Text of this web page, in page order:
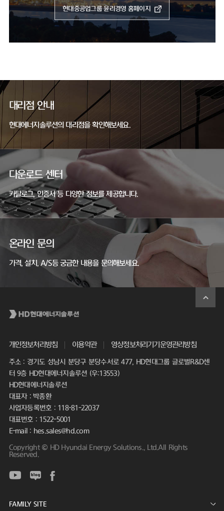
현대중공업그룹 윤리경영 홈페이지
대리점 안내
현대에너지솔루션의 대리점을 확인해보세요.
다운로드 센터
카탈로그, 인증서 등 다양한 정보를 제공합니다.
온라인 문의
가격, 설치, A/S등 궁금한 내용을 문의해보세요.
개인정보처리방침 이용약관 영상정보처리기기운영관리방침
주소 : 경기도 성남시 분당구 분당수서로 477, HD현대그룹 글로벌R&D센
터 9층 HD현대에너지솔루션 (우:13553)
HD현대에너지솔루션
대표자 : 박종환
사업자등록번호 : 118-81-22037
대표번호 : 1522-5001
E-mail : hes.sales@hd.com
Copyright © HD Hyundai Energy Solutions., Ltd.All Rights
Reserved.